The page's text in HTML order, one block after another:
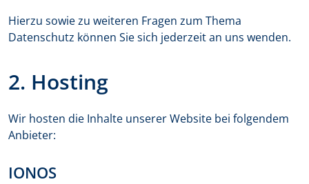
Hierzu sowie zu weiteren Fragen zum Thema
Datenschutz können Sie sich jederzeit an uns wenden.
2. Hosting
Wir hosten die Inhalte unserer Website bei folgendem
Anbieter:
IONOS